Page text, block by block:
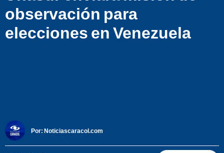
observación para
elecciones en Venezuela
Por: Noticiascaracol.com